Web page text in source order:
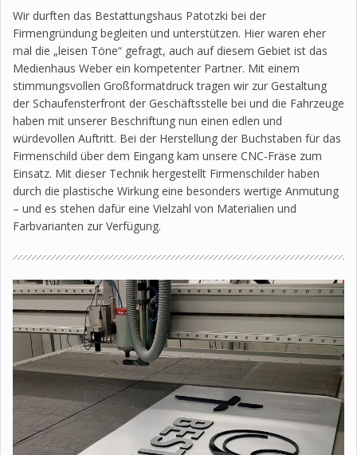
Wir durften das Bestattungshaus Patotzki bei der
Firmengründung begleiten und unterstützen. Hier waren eher
mal die „leisen Töne“ gefragt, auch auf diesem Gebiet ist das
Medienhaus Weber ein kompetenter Partner. Mit einem
stimmungsvollen Großformatdruck tragen wir zur Gestaltung
der Schaufensterfront der Geschäftsstelle bei und die Fahrzeuge
haben mit unserer Beschriftung nun einen edlen und
würdevollen Auftritt. Bei der Herstellung der Buchstaben für das
Firmenschild über dem Eingang kam unsere CNC-Fräse zum
Einsatz. Mit dieser Technik hergestellt Firmenschilder haben
durch die plastische Wirkung eine besonders wertige Anmutung
– und es stehen dafür eine Vielzahl von Materialien und
Farbvarianten zur Verfügung.